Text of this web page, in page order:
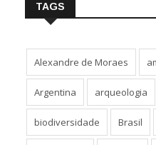
TAGS
Alexandre de Moraes
Argentina arqueologia
biodiversidade Brasil